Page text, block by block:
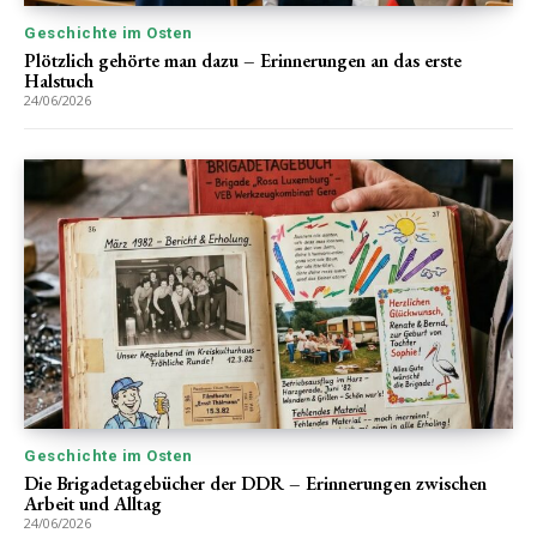
Geschichte im Osten
Plötzlich gehörte man dazu – Erinnerungen an das erste
Halstuch
24/06/2026
Geschichte im Osten
Die Brigadetagebücher der DDR – Erinnerungen zwischen
Arbeit und Alltag
24/06/2026